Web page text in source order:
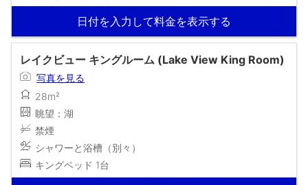
日付を入力して料金を表示する
レイクビュー キングルーム (Lake View King Room)
写真を見る
28m²
眺望：湖
禁煙
シャワーと浴槽（別々）
キングベッド 1台